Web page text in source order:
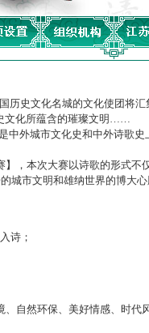
历史文化名城的文化使团将汇
文化所蕴含的璀璨文明……
中外城市文化史和中外诗歌史
，本次大赛以诗歌的形式不
城市文明和雄纳世界的博大
诗；
自然环保、美好情感、时代